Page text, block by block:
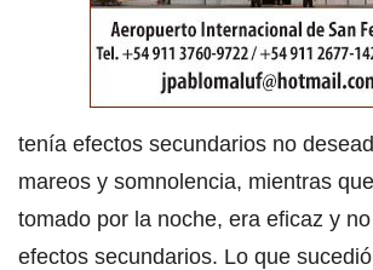
tenía efectos secundarios no
mareos y somnolencia, mientras
tomado por la noche, era eficaz y
efectos secundarios. Lo que